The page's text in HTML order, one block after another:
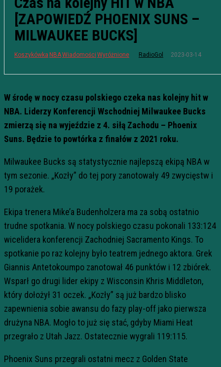
[ZAPOWIEDŹ PHOENIX SUNS –
MILWAUKEE BUCKS]
Koszykówka NBAWiadomości Wyróżnione RadioGol 2023-03-14
W środę w nocy czasu polskiego czeka nas kolejny hit w
NBA. Liderzy Konferencji Wschodniej Milwaukee Bucks
zmierzą się na wyjeździe z 4. siłą Zachodu – Phoenix
Suns. Będzie to powtórka z finałów z 2021 roku.
Milwaukee Bucks są statystycznie najlepszą ekipą NBA w
tym sezonie. „Kozły” do tej pory zanotowały 49 zwycięstw i
19 porażek.
Ekipa trenera Mike’a Budenholzera ma za sobą ostatnio
trudne spotkania. W nocy polskiego czasu pokonali 133:124
wicelidera konferencji Zachodniej Sacramento Kings. To
spotkanie po raz kolejny było teatrem jednego aktora. Grek
Giannis Antetokoumpo zanotował 46 punktów i 12 zbiórek.
Wsparł go drugi lider ekipy z Wisconsin Khris Middleton,
który dołożył 31 oczek. „Kozły” są już bardzo blisko
zapewnienia sobie awansu do fazy play-off jako pierwsza
drużyna NBA. Mogło to już się stać, gdyby Miami Heat
przegrało z Utah Jazz. Ostatecznie wygrali 119:115.
Phoenix Suns przegrali ostatni mecz z Golden State